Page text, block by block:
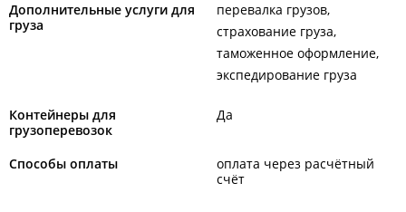
Дополнительные услуги для
груза
перевалка грузов
страхование груза
таможенное оформление
экспедирование груза
Контейнеры для
грузоперевозок
Да
Способы оплаты
оплата через расчётный
счёт